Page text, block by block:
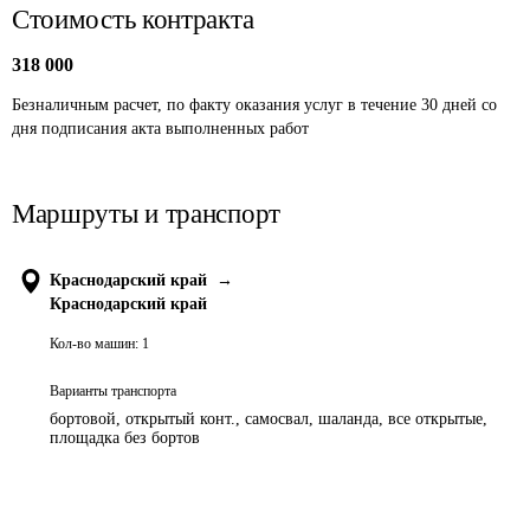
Стоимость контракта
318 000
Безналичным расчет, по факту оказания услуг в течение 30 дней со
дня подписания акта выполненных работ
Маршруты и транспорт
Краснодарский край
→
Краснодарский край
Кол-во машин: 1
Варианты транспорта
бортовой, открытый конт., самосвал, шаланда, все открытые,
площадка без бортов